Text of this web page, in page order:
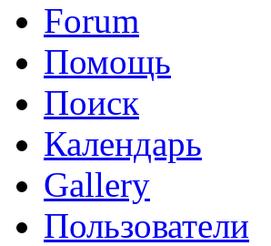
Forum
Помощь
Поиск
Календарь
Gallery
Пользователи